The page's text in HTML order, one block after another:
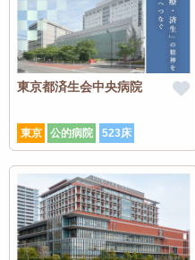
東京都済生会中央病院
東京 公的病院 523床